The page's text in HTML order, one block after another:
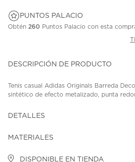
PUNTOS PALACIO
Obtén 260 Puntos Palacio con esta
DESCRIPCIÓN DE PRODUCTO
Tenis casual Adidas Originals Barreda
sintético de efecto metalizado, punta
DETALLES
MATERIALES
DISPONIBLE EN TIENDA